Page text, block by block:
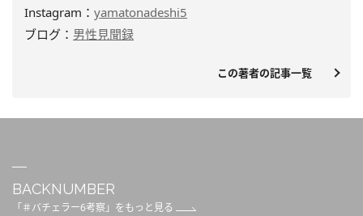
Instagram： yamatonadeshi5
ブログ： 男性見聞録
この著者の記事一覧
BACKNUMBER
「＃バチェラー6考察」をもっと見る